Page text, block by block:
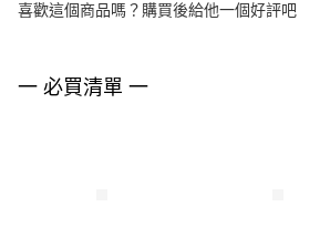
喜歡這個商品嗎？購買後給他一個好評吧
一 必買清單 一